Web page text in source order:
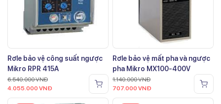
Rơle bảo vệ công suất ngược
Mikro RPR 415A
6.540.000VNĐ
4.055.000 VNĐ
Rơle bảo vệ mất pha và ngược
pha Mikro MX100-400V
1.140.000VNĐ
707.000 VNĐ